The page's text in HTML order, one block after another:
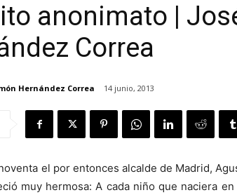
anonimato |
Correa
Hernández Correa 14 junio, 2013
el por entonces alcalde de Madrid,
muy hermosa: A cada niño que naciera